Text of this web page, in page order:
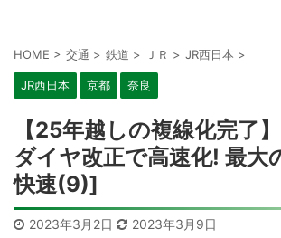
HOME > 交通 > 鉄道 > ＪＲ > JR西日本 >
JR西日本 京都 奈良
【25年越しの複線化完了
ダイヤ改正で高速化! 最大
快速(9)]
2023年3月2日 2023年3月9日